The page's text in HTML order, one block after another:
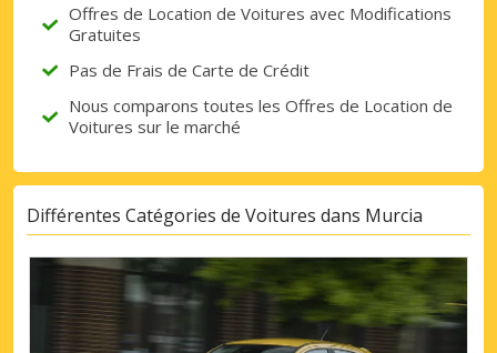
Offres de Location de Voitures avec Modifications
Gratuites
Pas de Frais de Carte de Crédit
Nous comparons toutes les Offres de Location de
Voitures sur le marché
Différentes Catégories de Voitures dans Murcia